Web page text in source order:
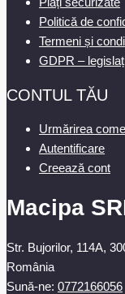
Politică de
Termeni și
GDPR –
CONTUL TĂU
Urmărirea
Autentificare
Creează cont
Macipa
Str. Bujorilor, 114A,
România
Sună-ne: 0772166056